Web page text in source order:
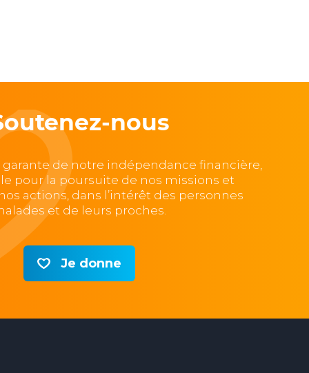
nous
garante de notre indépendance financière,
pour la poursuite de nos missions et
actions, dans l’intérêt des personnes
et de leurs proches.
Je donne